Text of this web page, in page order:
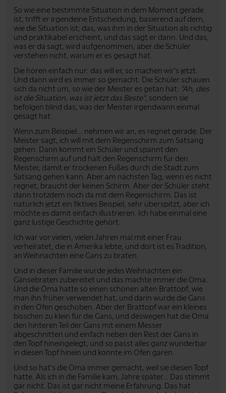
So wie eine bestimmte Situation in dem Moment gerade
ist, trifft er irgendeine Entscheidung, basierend auf dem,
wie die Situation ist; das, was ihm in der Situation als richtig
und praktikabel erscheint, und das sagt er dann. Und das,
was er da sagt, wird aufgenommen, aber die Schüler
verstehen nicht, warum er es gesagt hat.
Die hören einfach nur: das will er, so machen wir's jetzt.
Und dann wird es immer so gemacht. Die Schüler schauen
sich da nicht um, so wie der Meister es getan hat: "Ah, dies
ist die Situation, was ist jetzt das Beste", sondern sie
befolgen blind das, was der Meister irgendwann einmal
gesagt hat.
Wenn zum Beispiel... nehmen wir an, es regnet gerade. Der
Meister sagt, ich will mit dem Regenschirm zum Satsang
gehen. Dann kommt ein Schüler und spannt den
Regenschirm auf und hält den Regenschirm für den
Meister, damit er trockenen Fußes durch die Stadt zum
Satsang gehen kann. Aber am nächsten Tag, wenn es nicht
regnet, braucht der keinen Schirm. Aber der Schüler steht
dann trotzdem noch da mit dem Regenschirm. Das ist
natürlich jetzt ein fiktives Beispiel, sehr überspitzt, aber ich
möchte es damit einfach illustrieren. Ich habe einmal eine
ganz lustige Geschichte gehört.
Ich war vor vielen, vielen Jahren mal mit einer Frau
verheiratet, die in Amerika lebte, und dort ist es Tradition,
an Weihnachten eine Gans zu braten.
Und in dieser Familie wurde jedes Weihnachten ein
Gänsebraten zubereitet und das machte immer die Oma.
Und die Oma hatte so einen schönen alten Brattopf, wie
man ihn früher verwendet hat, und darin wurde die Gans
in den Ofen geschoben. Aber der Brattopf war ein kleines
bisschen zu klein für die Gans, und deswegen hat die Oma
den hinteren Teil der Gans mit einem Messer
abgeschnitten und einfach neben den Rest der Gans in
den Topf hineingelegt, und so passt alles ganz wunderbar
in diesen Topf hinein und konnte im Ofen garen.
Und so hat's die Oma immer gemacht, weil sie diesen Topf
hatte. Als ich in die Familie kam, Jahre später... Das stimmt
gar nicht. Das ist gar nicht meine Erfahrung. Das hat